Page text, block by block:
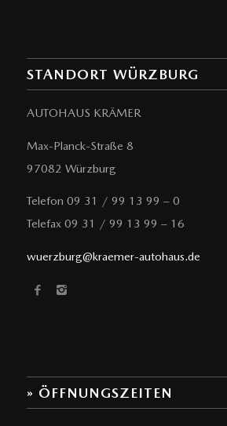
STANDORT WÜRZBURG
AUTOHAUS KRÄMER
Max-Planck-Straße 8
97082 Würzburg
Telefon 09 31 / 99 13 99 – 0
Telefax 09 31 / 99 13 99 – 16
wuerzburg@kraemer-autohaus.de
» ÖFFNUNGSZEITEN